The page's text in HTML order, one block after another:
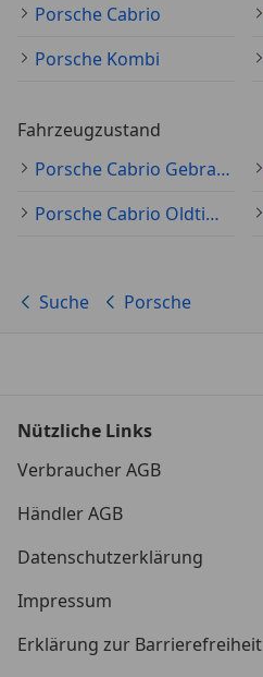
Porsche Cabrio
Porsche Kombi
Fahrzeugzustand
Porsche Cabrio Gebraucht
Porsche Cabrio Oldtimer
Suche Porsche
Nützliche Links
Verbraucher AGB
Händler AGB
Datenschutzerklärung
Impressum
Erklärung zur Barrierefreiheit